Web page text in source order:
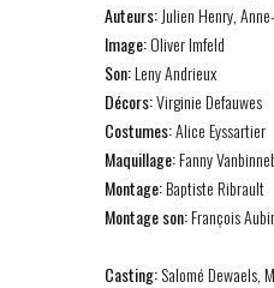
Auteurs:Julien Henry,
Image:Oliver Imfeld
Son:Leny Andrieux
Décors:Virginie Defauwes
Costumes:Alice Eyssartier
Maquillage:Fanny
Montage:Baptiste Ribrault
Montage son:François
Casting:Salomé Dewaels,